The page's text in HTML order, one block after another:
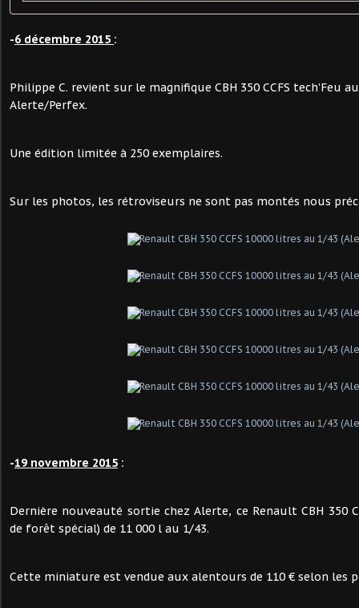
-6 décembre 2015 :
Philippe C. revient sur le magnifique CBH 350 CCFS tech'Feu
Alerte/Perfex.
Une édition limitée à 250 exemplaires.
Sur les photos, les rétroviseurs ne sont pas montés nous
-19 novembre 2015 :
Dernière nouveauté sortie chez Alerte, ce Renault CBH 350
de forêt spécial) de 11 000 l au 1/43.
Cette miniature est vendue aux alentours de 110 € selon les